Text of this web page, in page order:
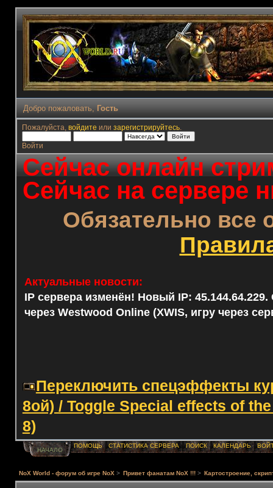
Добро пожаловать, Гость
Пожалуйста, войдите или зарегистрируйтесь.
Войти
Сейчас онлайн
Сейчас на сервере
Обязательно все
Актуальные новости:
IP сервера изменён! Новый IP: 45.144.64.229.
через Westwood Online (XWIS, игру через
Переключить спецэффекты
8ой) / Toggle Special effects of
8)
НАЧАЛО
ПОМОЩЬ СТАТИСТИКА СЕРВЕРА ПОИСК КАЛЕНДАРЬ
NoX World - форум об игре NoX > Привет фанатам NoX !!! > Картостроение,